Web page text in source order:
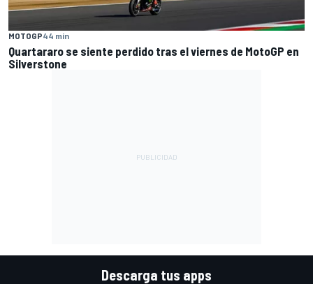
MOTOGP44 min
Quartararo se siente perdido tras el viernes de MotoGP en
Silverstone
Descarga tus apps